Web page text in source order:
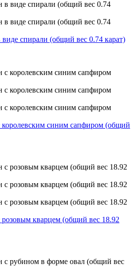
спирали (общий вес 0.74 карат)
синим сапфиром (общий
кварцем (общий вес 18.92